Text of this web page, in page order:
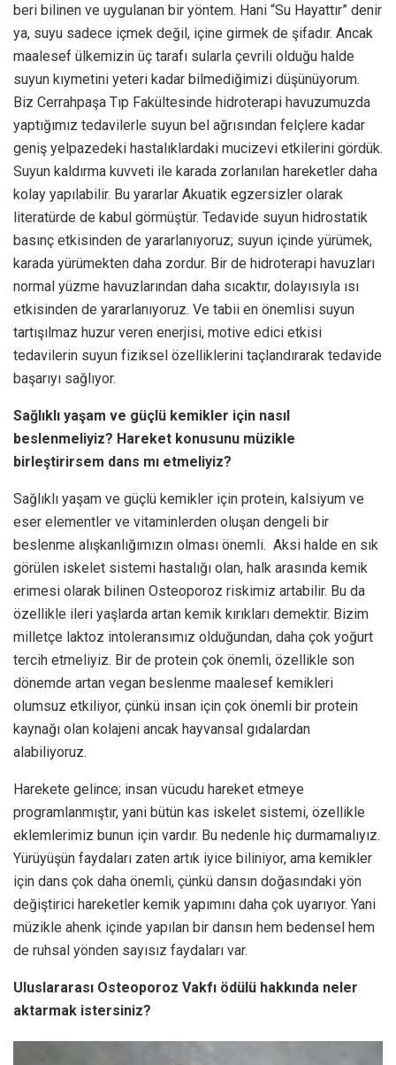
beri bilinen ve uygulanan bir yöntem. Hani “Su Hayattır” denir
ya, suyu sadece içmek değil, içine girmek de şifadır. Ancak
maalesef ülkemizin üç tarafı sularla çevrili olduğu halde
suyun kıymetini yeteri kadar bilmediğimizi düşünüyorum.
Biz Cerrahpaşa Tıp Fakültesinde hidroterapi havuzumuzda
yaptığımız tedavilerle suyun bel ağrısından felçlere kadar
geniş yelpazedeki hastalıklardaki mucizevi etkilerini gördük.
Suyun kaldırma kuvveti ile karada zorlanılan hareketler daha
kolay yapılabilir. Bu yararlar Akuatik egzersizler olarak
literatürde de kabul görmüştür. Tedavide suyun hidrostatik
basınç etkisinden de yararlanıyoruz; suyun içinde yürümek,
karada yürümekten daha zordur. Bir de hidroterapi havuzları
normal yüzme havuzlarından daha sıcaktır, dolayısıyla ısı
etkisinden de yararlanıyoruz. Ve tabii en önemlisi suyun
tartışılmaz huzur veren enerjisi, motive edici etkisi
tedavilerin suyun fiziksel özelliklerini taçlandırarak tedavide
başarıyı sağlıyor.
Sağlıklı yaşam ve güçlü kemikler için nasıl
beslenmeliyiz? Hareket konusunu müzikle
birleştirirsem dans mı etmeliyiz?
Sağlıklı yaşam ve güçlü kemikler için protein, kalsiyum ve
eser elementler ve vitaminlerden oluşan dengeli bir
beslenme alışkanlığımızın olması önemli. Aksi halde en sık
görülen iskelet sistemi hastalığı olan, halk arasında kemik
erimesi olarak bilinen Osteoporoz riskimiz artabilir. Bu da
özellikle ileri yaşlarda artan kemik kırıkları demektir. Bizim
milletçe laktoz intoleransımız olduğundan, daha çok yoğurt
tercih etmeliyiz. Bir de protein çok önemli, özellikle son
dönemde artan vegan beslenme maalesef kemikleri
olumsuz etkiliyor, çünkü insan için çok önemli bir protein
kaynağı olan kolajeni ancak hayvansal gıdalardan
alabiliyoruz.
Harekete gelince; insan vücudu hareket etmeye
programlanmıştır, yani bütün kas iskelet sistemi, özellikle
eklemlerimiz bunun için vardır. Bu nedenle hiç durmamalıyız.
Yürüyüşün faydaları zaten artık iyice biliniyor, ama kemikler
için dans çok daha önemli, çünkü dansın doğasındaki yön
değiştirici hareketler kemik yapımını daha çok uyarıyor. Yani
müzikle ahenk içinde yapılan bir dansın hem bedensel hem
de ruhsal yönden sayısız faydaları var.
Uluslararası Osteoporoz Vakfı ödülü hakkında neler
aktarmak istersiniz?